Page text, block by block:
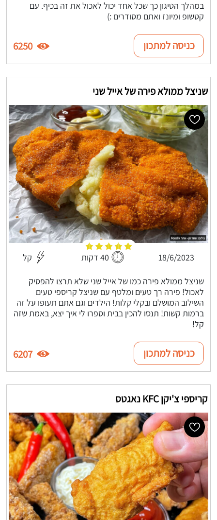
במהלך הטיגון כך שכל אחד יכול לאכול את זה בכיף. עם
קטשופ ומיונז ואתם מסודרים :)
כניסה למתכון 6250
שניצל ממולא פירה של אייל שני
18/6/2023 40 דקות קל
שניצל ממולא פירה כמו של אייל שני שלא תרצו להפסיק
לאכול! פירה רך טעים ומלטף עם שניצל קריספי טעים
השילוב המושלם ובקלי קלות! הילדים וגם אתם תעופו על זה
ברמות קשות! תנסו להכין בבית וספרו לי איך יצא, באמת שזה
קל!
כניסה למתכון 6207
קריספי צ'יקן KFC נאגטס